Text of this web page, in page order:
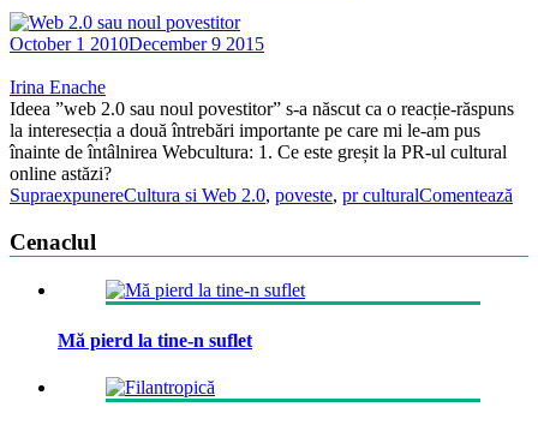
October 1 2010December 9 2015
Irina Enache
Ideea ”web 2.0 sau noul povestitor” s-a născut ca o reacție-răspuns
la interesecția a două întrebări importante pe care mi le-am pus
înainte de întâlnirea Webcultura: 1. Ce este greșit la PR-ul cultural
online astăzi?
SupraexpunereCultura si Web 2.0, poveste, pr culturalComentează
Cenaclul
Mă pierd la tine-n suflet